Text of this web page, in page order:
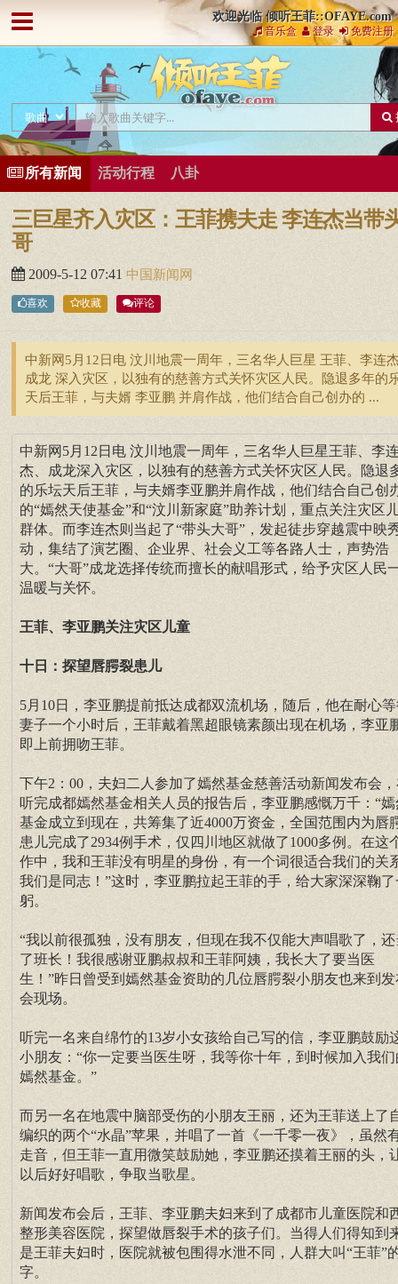
欢迎光临 倾听王菲::OFAYE.com
音乐盒 登录 免费注册
所有新闻 活动行程 八卦
三巨星齐入灾区：王菲携夫走 李连杰当带
哥
2009-5-12 07:41 中国新闻网
喜欢 收藏 评论
中新网5月12日电 汶川地震一周年，三名华人巨星 王菲、李连
成龙 深入灾区，以独有的慈善方式关怀灾区人民。隐退多年的
天后王菲，与夫婿 李亚鹏 并肩作战，他们结合自己创办的 ...
中新网5月12日电 汶川地震一周年，三名华人巨星王菲、李
杰、成龙深入灾区，以独有的慈善方式关怀灾区人民。隐退
的乐坛天后王菲，与夫婿李亚鹏并肩作战，他们结合自己创
的“嫣然天使基金”和“汶川新家庭”助养计划，重点关注灾区
群体。而李连杰则当起了“带头大哥”，发起徒步穿越震中映
动，集结了演艺圈、企业界、社会义工等各路人士，声势浩
大。“大哥”成龙选择传统而擅长的献唱形式，给予灾区人民
温暖与关怀。
王菲、李亚鹏关注灾区儿童
十日：探望唇腭裂患儿
5月10日，李亚鹏提前抵达成都双流机场，随后，他在耐心
妻子一个小时后，王菲戴着黑超眼镜素颜出现在机场，李亚
即上前拥吻王菲。
下午2：00，夫妇二人参加了嫣然基金慈善活动新闻发布会
听完成都嫣然基金相关人员的报告后，李亚鹏感慨万千：“嫣
基金成立到现在，共筹集了近4000万资金，全国范围内为唇
患儿完成了2934例手术，仅四川地区就做了1000多例。在这
作中，我和王菲没有明星的身份，有一个词很适合我们的关
我们是同志！”这时，李亚鹏拉起王菲的手，给大家深深鞠了
躬。
“我以前很孤独，没有朋友，但现在我不仅能大声唱歌了，还
了班长！我很感谢亚鹏叔叔和王菲阿姨，我长大了要当医
生！”昨日曾受到嫣然基金资助的几位唇腭裂小朋友也来到发
会现场。
听完一名来自绵竹的13岁小女孩给自己写的信，李亚鹏鼓励
小朋友：“你一定要当医生呀，我等你十年，到时候加入我们
嫣然基金。”
而另一名在地震中脑部受伤的小朋友王丽，还为王菲送上了
编织的两个“水晶”苹果，并唱了一首《一千零一夜》，虽然
走音，但王菲一直用微笑鼓励她，李亚鹏还摸着王丽的头，
以后好好唱歌，争取当歌星。
新闻发布会后，王菲、李亚鹏夫妇来到了成都市儿童医院和
整形美容医院，探望做唇裂手术的孩子们。当得人们得知到
是王菲夫妇时，医院就被包围得水泄不同，人群大叫“王菲”
字。